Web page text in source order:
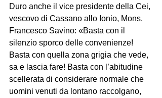
Duro anche il vice presidente della Cei,
vescovo di Cassano allo Ionio, Mons.
Francesco Savino: «Basta con il
silenzio sporco delle convenienze!
Basta con quella zona grigia che vede,
sa e lascia fare! Basta con l’abitudine
scellerata di considerare normale che
uomini venuti da lontano raccolgano,